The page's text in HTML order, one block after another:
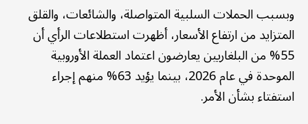
وبسبب الحملات السلبية المتواصلة، والشائعات، والقلق
المتزايد من ارتفاع الأسعار، أظهرت استطلاعات الرأي أن
55% من البلغاريين يعارضون اعتماد العملة الأوروبية
الموحدة في عام 2026، بينما يؤيد 63% منهم إجراء
استفتاء بشأن الأمر.